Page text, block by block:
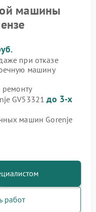
машины
при отказе
машину
GV53321до 3-х
машин Gorenje
работ